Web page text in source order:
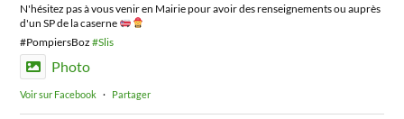
N'hésitez pas à vous venir en Mairie pour avoir des renseignements ou auprès
d'un SP de la caserne
#PompiersBoz#Slis
Photo
Voir sur Facebook · Partager